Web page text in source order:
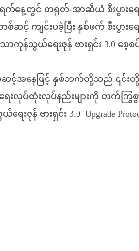
က်နေ့တွင် တရုတ်-အာဆီယံ စီးပွားရ
ဆင့် ကျင်းပခဲ့ပြီး နှစ်ဖက် စီးပွ
န်သွယ်ရေးဇုန် ဗားရှင်း 3.0 စေ့စ
င့်အနေဖြင့် နှစ်ဘက်တို့သည် ၎င်း
းလုပ်ထုံးလုပ်နည်းများကို တက်က
ေးဇုန် ဗားရှင်း 3.0 Upgrade